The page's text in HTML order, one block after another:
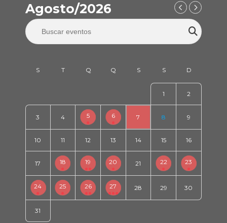
Agosto/2026
1 2
3 4 5 6 7 8 9
10 11 12 13 14 15 16
17 18 19 20 21 22 23
24 25 26 27 28 29 30
31